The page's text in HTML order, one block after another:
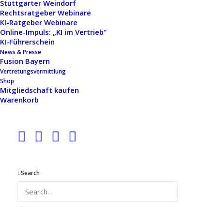
Stuttgarter Weindorf
Rechtsratgeber Webinare
KI-Ratgeber Webinare
Online-Impuls: „KI im Vertrieb“
KI-Führerschein
News & Presse
Fusion Bayern
Vertretungsvermittlung
Shop
Mitgliedschaft kaufen
Warenkorb
Search
Rechtsberatung, exklusiven
Sonderkonditionen und einem
starken Netzwerk
Minuten reichen, um den ersten
Schritt zu machen.
Persönliche Rechtsberatung